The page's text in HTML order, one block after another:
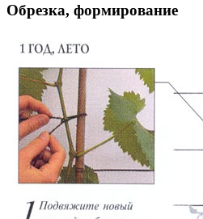
Обрезка, формирование